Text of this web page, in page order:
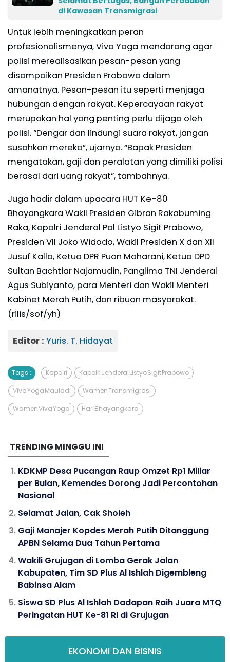
di Kawasan Transmigrasi
Untuk lebih meningkatkan peran
profesionalismenya, Viva Yoga mendorong agar
polisi merealisasikan pesan-pesan yang
disampaikan Presiden Prabowo dalam
amanatnya. Pesan-pesan itu seperti menjaga
hubungan dengan rakyat. Kepercayaan rakyat
merupakan hal yang penting perlu dijaga oleh
polisi. “Dengar dan lindungi suara rakyat, jangan
susahkan mereka”, ujarnya. “Bapak Presiden
mengatakan, gaji dan peralatan yang dimiliki polisi
berasal dari uang rakyat”, tambahnya.
Juga hadir dalam upacara HUT Ke-80
Bhayangkara Wakil Presiden Gibran Rakabuming
Raka, Kapolri Jenderal Pol Listyo Sigit Prabowo,
Presiden VII Joko Widodo, Wakil Presiden X dan XII
Jusuf Kalla, Ketua DPR Puan Maharani, Ketua DPD
Sultan Bachtiar Najamudin, Panglima TNI Jenderal
Agus Subiyanto, para Menteri dan Wakil Menteri
Kabinet Merah Putih, dan ribuan masyarakat.
(rilis/sof/yh)
Editor : Yuris. T. Hidayat
Tags : Kapolri Kapolri Jenderal Listyo Sigit Prabowo
Viva Yoga Mauladi Wamen Transmigrasi
Wamen Viva Yoga Hari Bhayangkara
TRENDING MINGGU INI
KDKMP Desa Pucangan Raup Omzet Rp1 Miliar
per Bulan, Kemendes Dorong Jadi Percontohan
Nasional
Selamat Jalan, Cak Sholeh
Gaji Manajer Kopdes Merah Putih Ditanggung
APBN Selama Dua Tahun Pertama
Wakili Grujugan di Lomba Gerak Jalan
Kabupaten, Tim SD Plus Al Ishlah Digembleng
Babinsa Alam
Siswa SD Plus Al Ishlah Dadapan Raih Juara MTQ
Peringatan HUT Ke-81 RI di Grujugan
EKONOMI DAN BISNIS